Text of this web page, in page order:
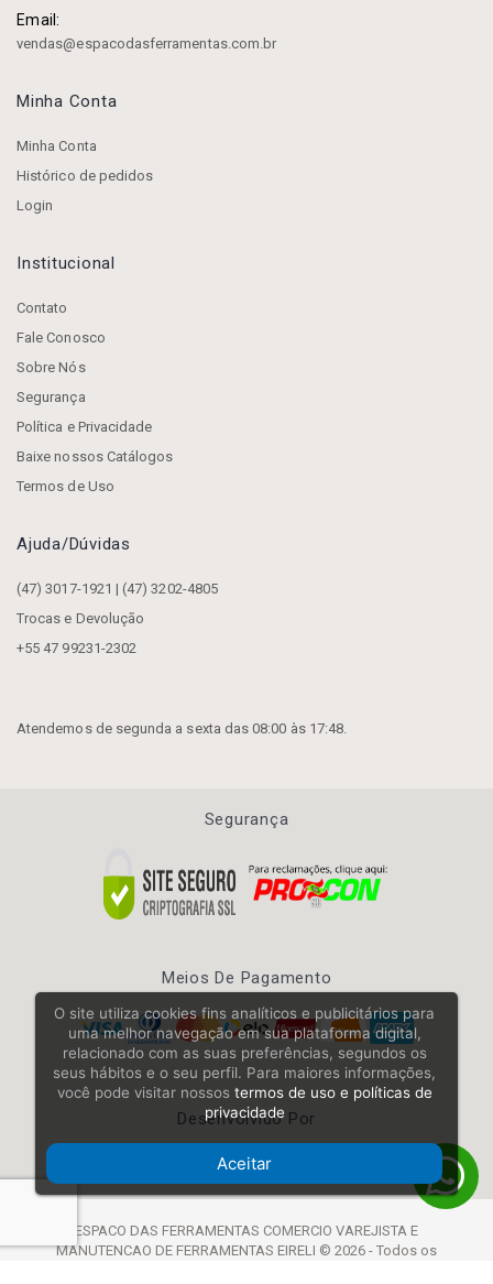
Email:
vendas@espacodasferramentas.com.br
Minha Conta
Minha Conta
Histórico de pedidos
Login
Institucional
Contato
Fale Conosco
Sobre Nós
Segurança
Política e Privacidade
Baixe nossos Catálogos
Termos de Uso
Ajuda/dúvidas
(47) 3017-1921 | (47) 3202-4805
Trocas e Devolução
+55 47 99231-2302
Atendemos de segunda a sexta das 08:00 às 17:48.
Segurança
Meios De Pagamento
Desenvolvido Por
ESPACO DAS FERRAMENTAS COMERCIO VAREJISTA E
MANUTENCAO DE FERRAMENTAS EIRELI © 2026 - Todos os
O site utiliza cookies fins analíticos e publicitários para
uma melhor navegação em sua plataforma digital,
relacionado com as suas preferências, segundos os
seus hábitos e o seu perfil. Para maiores informações,
você pode visitar nossos termos de uso e políticas de
privacidade
Aceitar